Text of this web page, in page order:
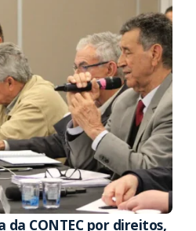
da CONTEC por direitos,